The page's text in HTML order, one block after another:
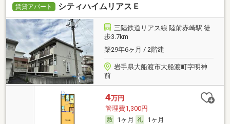
賃貸アパート シティハイムリアスＥ
三陸鉄道リアス線 陸前赤崎駅 徒
歩3.7km
築29年6ヶ月 / 2階建
岩手県大船渡市大船渡町字明神
前
4万円
管理費1,300円
1ヶ月
1ヶ月